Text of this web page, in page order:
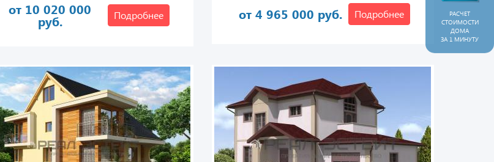
от 10 020 000
руб. Подробнее от 4 965 000 руб. Подробнее
РАСЧЕТ
СТОИМОСТИ
ДОМА
ЗА 1 МИНУТУ